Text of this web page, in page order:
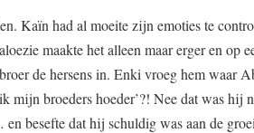
Kaïn had al moeite zijn emoties te
maakte het alleen maar erger en op
de hersens in. Enki vroeg hem waar
mijn broeders hoeder’?! Nee dat was hij
besefte dat hij schuldig was aan de